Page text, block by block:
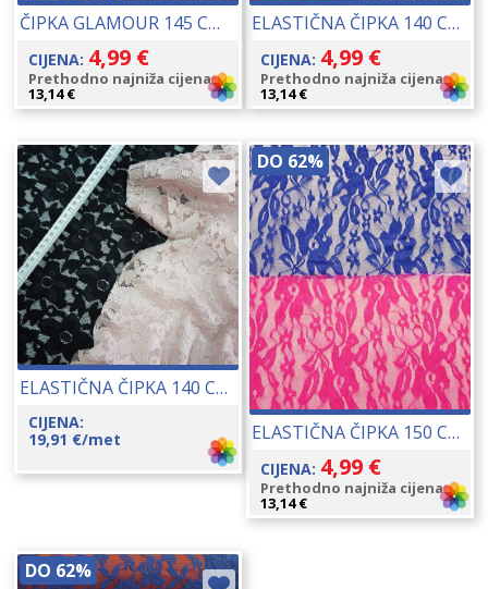
ČIPKA GLAMOUR 145 CM (0412) 17169
CIJENA: 4,99 €
Prethodno najniža cijena:
13,14€
ELASTIČNA ČIPKA 140 CM 00330
CIJENA: 4,99 €
Prethodno najniža cijena:
13,14€
ELASTIČNA ČIPKA 140 CM 17010
CIJENA:
19,91 €/met
DO 62%
ELASTIČNA ČIPKA 150 CM 16177
CIJENA: 4,99 €
Prethodno najniža cijena:
13,14€
DO 62%